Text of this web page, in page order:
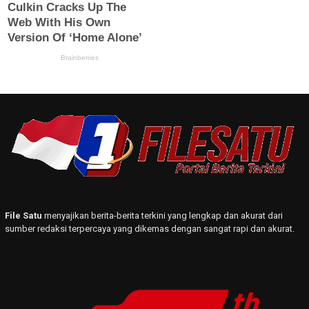
File Satu menyajikan berita-berita terkini yang lengkap dan akurat dari
sumber redaksi terpercaya yang dikemas dengan sangat rapi dan akurat.